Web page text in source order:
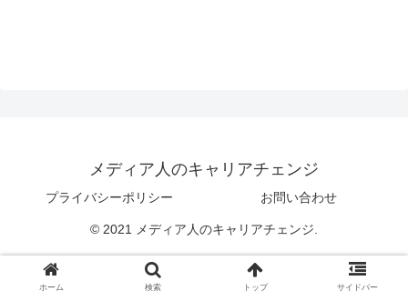
メディア人のキャリアチェンジ
プライバシーポリシー お問い合わせ
© 2021 メディア人のキャリアチェンジ.
ホーム 検索 トップ サイドバー